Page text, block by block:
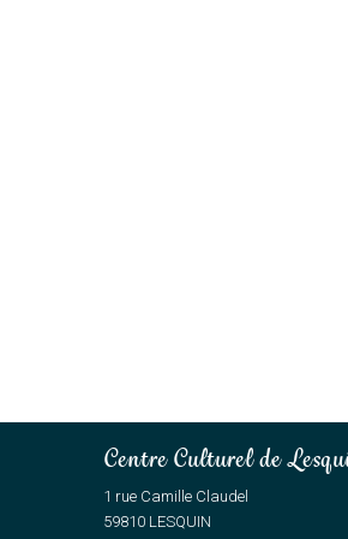
Centre Culturel de
1 rue Camille Claudel
59810 LESQUIN